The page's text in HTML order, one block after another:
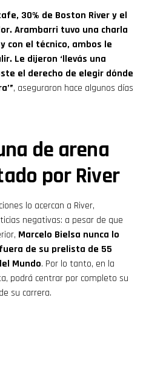
30% de Boston River y el
Arambarri tuvo una charla
con el técnico, ambos le
Le dijeron ‘llevás una
el derecho de elegir dónde
, aseguraron hace algunos días
de arena
por River
lo acercan a River,
negativas: a pesar de que
Marcelo Bielsa nunca lo
de su prelista de 55
Mundo. Por lo tanto, en la
podrá centrar por completo su
su carrera.